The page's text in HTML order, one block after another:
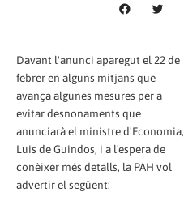
Davant l'anunci aparegut el 22 de
febrer en alguns mitjans que
avança algunes mesures per a
evitar desnonaments que
anunciarà el ministre d'Economia,
Luis de Guindos, i a l'espera de
conèixer més detalls, la PAH vol
advertir el següent: